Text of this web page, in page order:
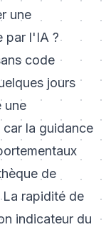
une
par l'IA ?
code
jours
une
la guidance
de
rapidité de
indicateur du